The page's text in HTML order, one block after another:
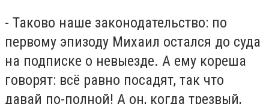
- Таково наше законодательство: по
первому эпизоду Михаил остался до суда
на подписке о невыезде. А ему кореша
говорят: всё равно посадят, так что
давай по-полной! А он, когда трезвый,